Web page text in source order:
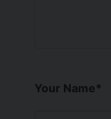
Your Name*